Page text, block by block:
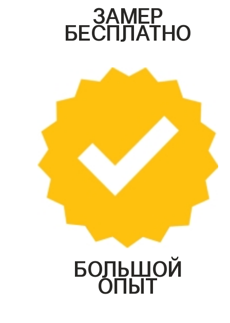
ЗАМЕР
БЕСПЛАТНО
БОЛЬШОЙ
ОПЫТ